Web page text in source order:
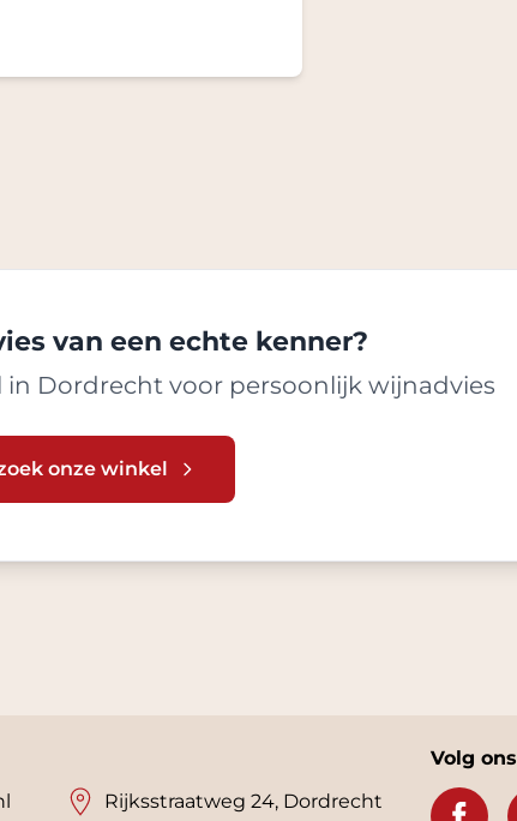
van een echte kenner?
Dordrecht voor persoonlijk wijnadvies
onze winkel
Rijksstraatweg 24, Dordrecht
Volg ons